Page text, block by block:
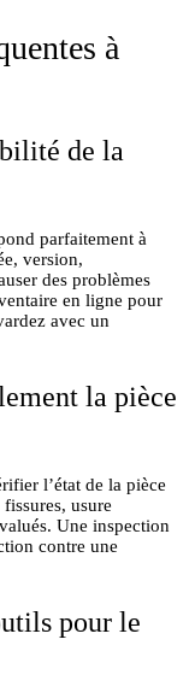
à
de la
parfaitement à
version,
des problèmes
en ligne pour
avec un
la pièce
l’état de la pièce
usure
Une inspection
contre une
pour le